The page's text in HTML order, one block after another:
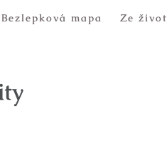
Bezlepková mapa Ze